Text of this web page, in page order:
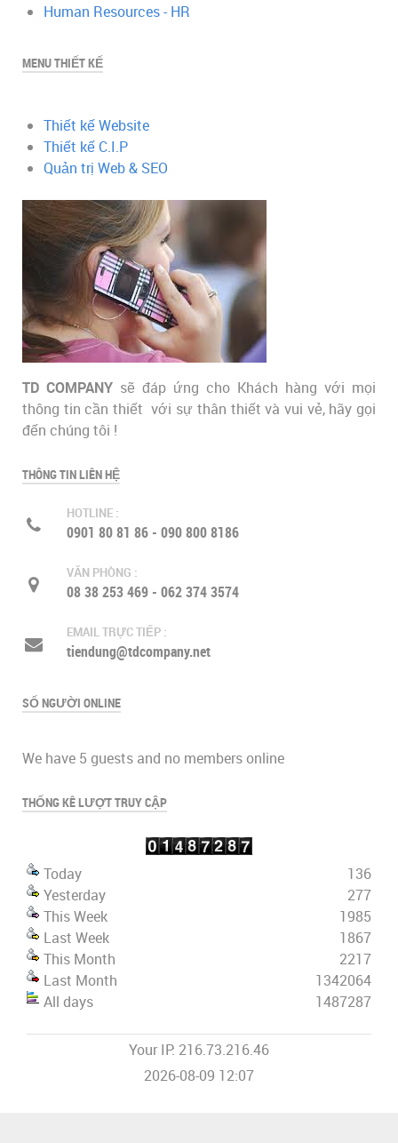
Human Resources - HR
MENU THIẾT KẾ
Thiết kế Website
Thiết kế C.I.P
Quản trị Web & SEO
TD COMPANY sẽ đáp ứng cho Khách hàng với mọi
thông tin cần thiết với sự thân thiết và vui vẻ, hãy gọi
đến chúng tôi !
THÔNG TIN LIÊN HỆ
HOTLINE :
0901 80 81 86 - 090 800 8186
VĂN PHÒNG :
08 38 253 469 - 062 374 3574
EMAIL TRỰC TIẾP :
tiendung@tdcompany.net
SỐ NGƯỜI ONLINE
We have 5 guests and no members online
THỐNG KÊ LƯỢT TRUY CẬP
Today
Yesterday
This Week
Last Week
This Month
Last Month
All days
136
277
1985
1867
2217
1342064
1487287
Your IP: 216.73.216.46
2026-08-09 12:07